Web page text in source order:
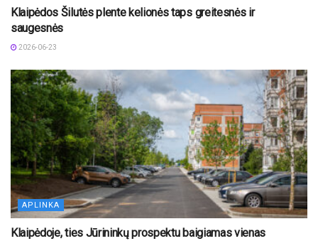
Klaipėdos Šilutės plente kelionės taps greitesnės ir
saugesnės
2026-06-23
APLINKA
Klaipėdoje, ties Jūrininkų prospektu baigiamas vienas